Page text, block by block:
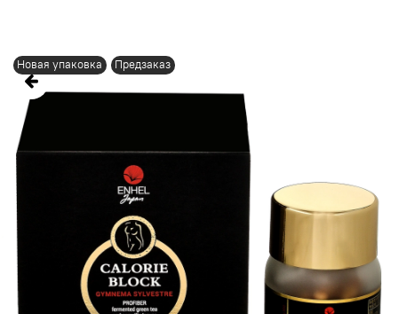
Новая упаковка Предзаказ